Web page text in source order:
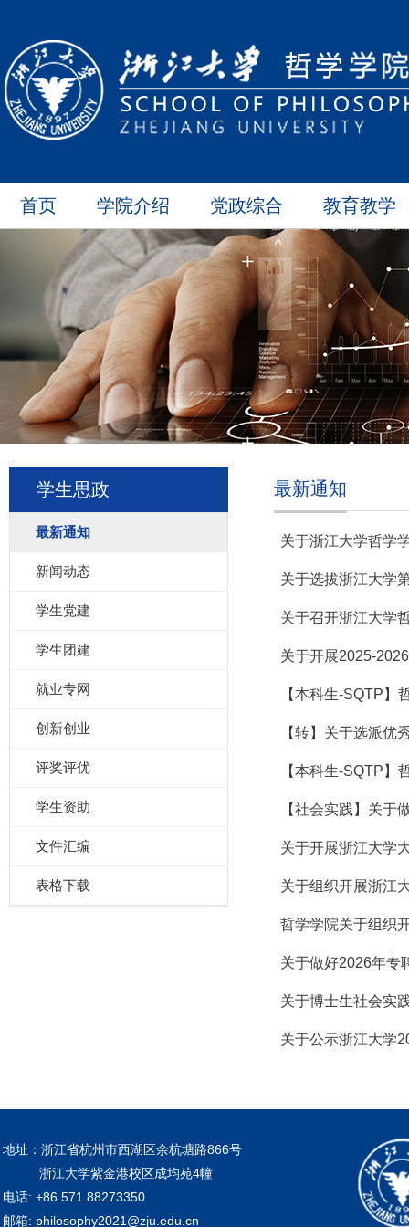
首页 学院介绍 党政综合 教育教学
学生思政
最新通知
新闻动态
学生党建
学生团建
就业专网
创新创业
评奖评优
学生资助
文件汇编
表格下载
最新通知
关于浙江大学哲学
关于选拔浙江大学
关于召开浙江大学
关于开展2025-
【本科生-SQTP】
【转】关于选派优
【本科生-SQTP】
【社会实践】关于
关于开展浙江大学
关于组织开展浙江
哲学学院关于组织
关于做好2026年专
关于博士生社会实
关于公示浙江大学
地址：浙江省杭州市西湖区余杭塘路866号
浙江大学紫金港校区成均苑4幢
电话: +86 571 88273350
邮箱: philosophy2021@zju.edu.cn